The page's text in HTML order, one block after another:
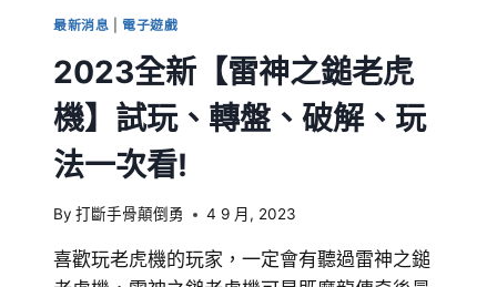
最新消息 電子遊戲
2023全新【雷神之鎚老虎
機】試玩、轉盤、破解、玩
法一次看!
By 打斷手骨顛倒勇 4 9 月, 2023
喜歡玩老虎機的玩家，一定會有聽過雷神之鎚